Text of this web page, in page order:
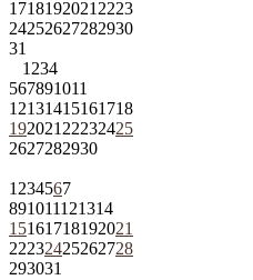
1718192021 2223
24252627282930
31
1 234
567891011
12131415161718
192021 22232425
2627282930
1 234567
891011121314
15161718192021
22232425262728
293031